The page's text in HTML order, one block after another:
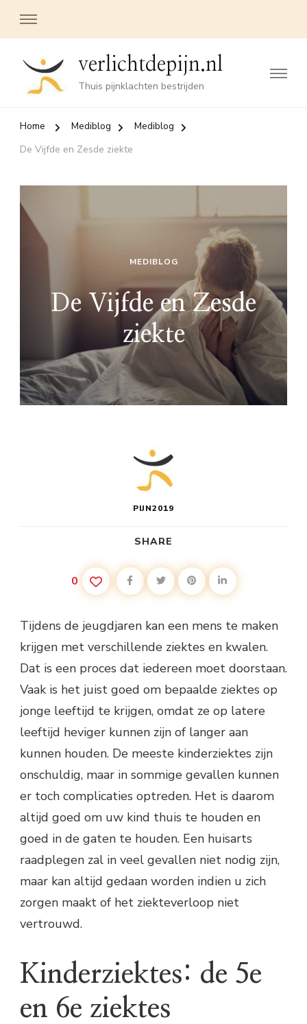
verlichtdepijn.nl
Thuis pijnklachten bestrijden
Home Mediblog
Mediblog
De Vijfde en Zesde ziekte
MEDIBLOG
De Vijfde en Zesde
ziekte
PIJN2019
SHARE
0
Tijdens de jeugdjaren kan een mens te maken
krijgen met verschillende ziektes en kwalen.
Dat is een proces dat iedereen moet doorstaan.
Vaak is het juist goed om bepaalde ziektes op
jonge leeftijd te krijgen, omdat ze op latere
leeftijd heviger kunnen zijn of langer aan
kunnen houden. De meeste kinderziektes zijn
onschuldig, maar in sommige gevallen kunnen
er toch complicaties optreden. Het is daarom
altijd goed om uw kind thuis te houden en
goed in de gaten te houden. Een huisarts
raadplegen zal in veel gevallen niet nodig zijn,
maar kan altijd gedaan worden indien u zich
zorgen maakt of het ziekteverloop niet
vertrouwd.
Kinderziektes: de 5e
en 6e ziektes